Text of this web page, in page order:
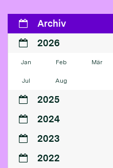
Archiv
2026
Jan Feb Mär
Jul Aug
2025
2024
2023
2022